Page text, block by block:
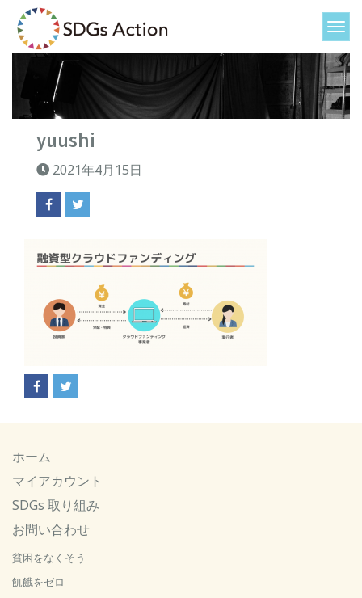
yuushi
2021年4月15日
ホーム
マイアカウント
SDGs 取り組み
お問い合わせ
貧困をなくそう
飢餓をゼロ